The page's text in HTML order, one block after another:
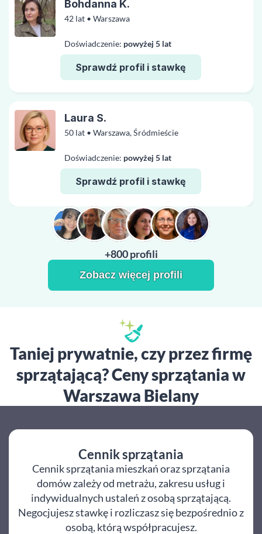
42 lat • Warszawa
Doświadczenie: powyżej 5 lat
Sprawdź profil i stawkę
Bohdanna K.
50 lat • Warszawa, Śródmieście
Doświadczenie: powyżej 5 lat
Sprawdź profil i stawkę
Laura S.
+800 profili
Zobacz więcej profili
Taniej prywatnie, czy przez firmę
sprzątającą? Ceny sprzątania w
Warszawa Bielany
Cennik sprzątania
Cennik sprzątania mieszkań oraz sprzątania
domów zależy od metrażu, zakresu usług i
indywidualnych ustaleń z osobą sprzątającą.
Negocjujesz stawkę i rozliczasz się bezpośrednio z
osobą, którą współpracujesz.